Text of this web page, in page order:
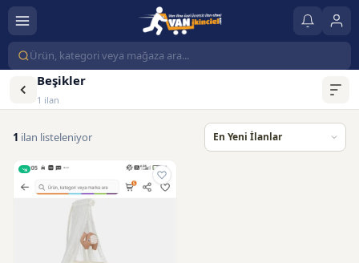
Beşikler
1 ilan
1 ilan listeleniyor